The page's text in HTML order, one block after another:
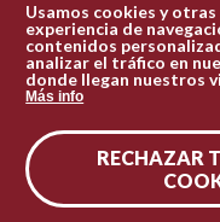
Usamos cookies y
experiencia de
contenidos
analizar el tráfico en
donde llegan nuestros
Más info
RECHAZAR